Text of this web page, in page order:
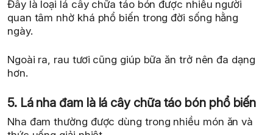
Đây là loại lá cây chữa táo bón được nhiều người
quan tâm nhờ khá phổ biến trong đời sống hằng
ngày.
Ngoài ra, rau tươi cũng giúp bữa ăn trở nên đa dạng
hơn.
5. Lá nha đam là lá cây chữa táo bón phổ biến
Nha đam thường được dùng trong nhiều món ăn và